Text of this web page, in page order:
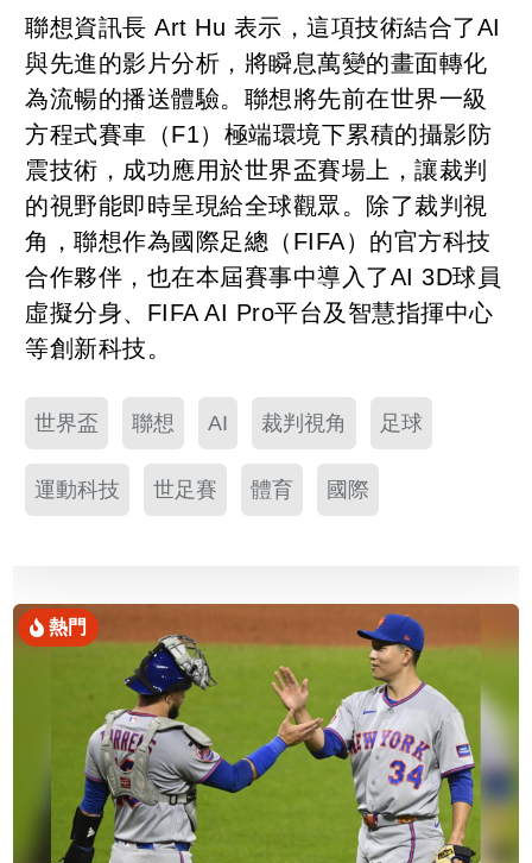
聯想資訊長 Art Hu 表示，這項技術結合了AI
與先進的影片分析，將瞬息萬變的畫面轉化
為流暢的播送體驗。聯想將先前在世界一級
方程式賽車（F1）極端環境下累積的攝影防
震技術，成功應用於世界盃賽場上，讓裁判
的視野能即時呈現給全球觀眾。除了裁判視
角，聯想作為國際足總（FIFA）的官方科技
合作夥伴，也在本屆賽事中導入了AI 3D球員
虛擬分身、FIFA AI Pro平台及智慧指揮中心
等創新科技。
世界盃 聯想 AI 裁判視角 足球
運動科技 世足賽 體育 國際
熱門